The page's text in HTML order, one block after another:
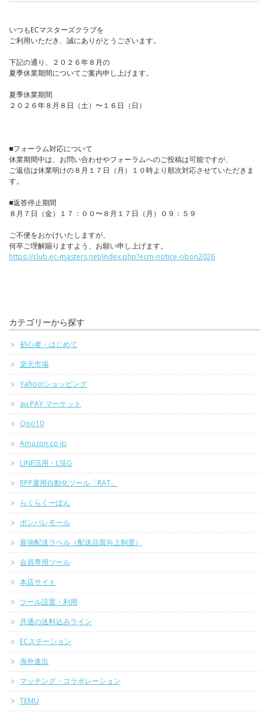
いつもECマスターズクラブを
ご利用いただき、誠にありがとうございます。
下記の通り、２０２６年８月の
夏季休業期間についてご案内申し上げます。
夏季休業期間
２０２６年８月８日（土）〜１６日（日）
■フォーラム対応について
休業期間中は、お問い合わせやフォーラムへのご投稿は可能ですが、
ご返信は休業明けの８月１７日（月）１０時より順次対応させていただきま
す。
■返答停止期間
８月７日（金）１７：００〜８月１７日（月）０９：５９
ご不便をおかけいたしますが、
何卒ご理解賜りますよう、お願い申し上げます。
https://club.ec-masters.net/index.php?ecm-notice-obon2026
カテゴリーから探す
初心者・はじめて
楽天市場
Yahoo!ショッピング
au PAY マーケット
Qoo10
Amazon.co.jp
LINE活用・LSEG
RPP運用自動化ツール「RAT」
らくらくーぽん
ポンパレモール
最強配送ラベル（配送品質向上制度）
会員専用ツール
本店サイト
ツール設置・利用
共通の送料込みライン
ECステーション
海外進出
マッチング・コラボレーション
TEMU